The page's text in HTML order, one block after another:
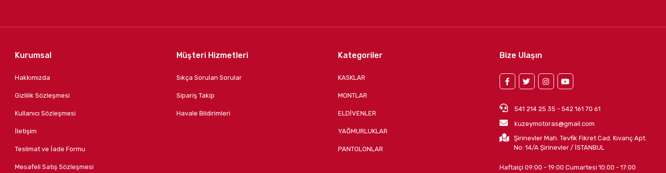
Kurumsal
Hakkımızda
Gizlilik Sözleşmesi
Kullanıcı Sözleşmesi
İletişim
Teslimat ve İade Formu
Mesafeli Satış Sözleşmesi
Müşteri Hizmetleri
Sıkça Sorulan Sorular
Sipariş Takip
Havale Bildirimleri
Kategoriler
KASKLAR
MONTLAR
ELDİVENLER
YAĞMURLUKLAR
PANTOLONLAR
Bize Ulaşın
541 214 25 35 - 542 161 70 61
kuzeymotoras@gmail.com
Şirinevler Mah. Tevfik Fikret Cad. Kıvanç Apt.
No: 14/A Şirinevler / İSTANBUL
Haftaiçi 09:00 - 19:00 Cumartesi 10:00 - 17:00